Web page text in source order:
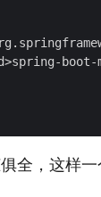
boot-
全，这样